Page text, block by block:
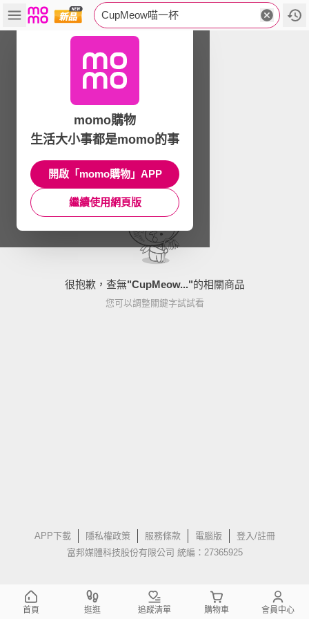
CupMeow喵一杯
很抱歉，查無"CupMeow..."的相關商品
您可以調整關鍵字試試看
APP下載 隱私權政策 服務條款 電腦版
登入/註冊
富邦媒體科技股份有限公司 統編：27365925
momo購物
生活大小事都是momo的事
開啟「momo購物」APP
繼續使用網頁版
首頁 逛逛 追蹤清單 購物車 會員中心